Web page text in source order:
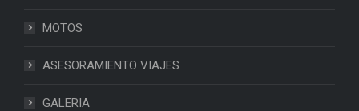
MOTOS
ASESORAMIENTO VIAJES
GALERIA